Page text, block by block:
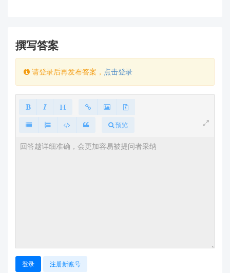
撰写答案
请登录后再发布答案， 点击登录
预览
登录 注册新账号